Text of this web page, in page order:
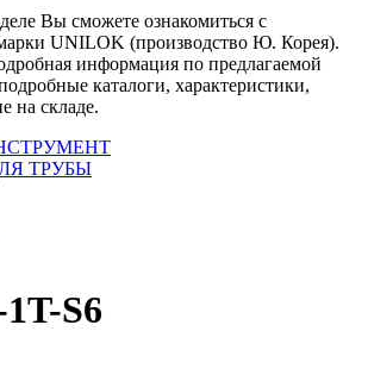
Вы сможете ознакомиться с
UNILOK (производство Ю. Корея).
информация по предлагаемой
каталоги, характеристики,
на складе.
ТРУБЫ
S6